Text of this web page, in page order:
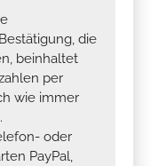
die
beinhaltet
per
wie immer
oder
PayPal,